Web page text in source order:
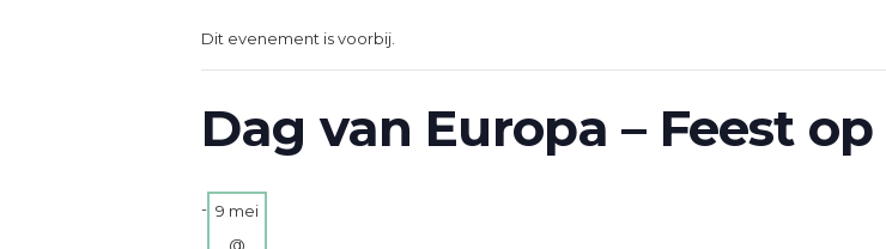
Dit evenement is voorbij.
Dag van Europa – Feest
9 mei
@
-